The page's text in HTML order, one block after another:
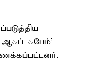
ஆஃப் ஃபேம்’